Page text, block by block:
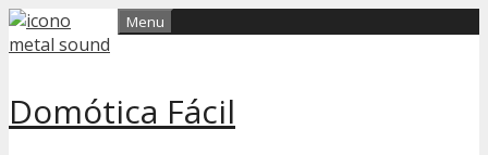
Skip
to
Domótica Fácil
Menu